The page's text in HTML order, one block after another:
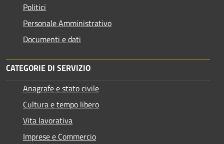
Politici
Personale Amministrativo
Documenti e dati
CATEGORIE DI SERVIZIO
Anagrafe e stato civile
Cultura e tempo libero
Vita lavorativa
Imprese e Commercio